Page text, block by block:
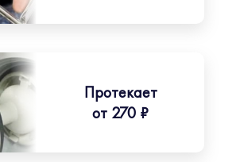
Протекает
от 270 ₽